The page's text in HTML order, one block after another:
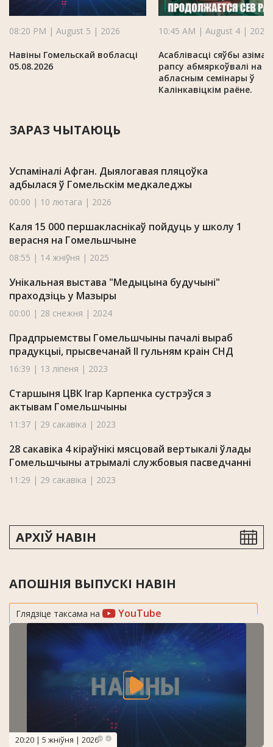
08:20 PM | August 5 | 2026
Навіны Гомельскай вобласці
05.08.2026
10:45 AM | August 4 | 2026
Асаблівасці сяўбы
рапсу абмяркоўвалі на
абласным семінары ў
Калінкавіцкім раёне.
ЗАРАЗ ЧЫТАЮЦЬ
Успаміналі Афган. Дыялогавая пляцоўка
адбылася ў Гомельскім медкаледжы
00:00 | 10 лютага | 2026
Каля 15 000 першакласнікаў пойдуць у школу 1
верасня на Гомельшчыне
08:55 | 14 жніўня | 2025
Унікальная выстава "Медыцына будучыні"
праходзіць у Мазыры
00:00 | 28 снежня | 2024
Прадпрыемствы Гомельшчыны пачалі выраб
прадукцыі, прысвечанай II гульням краін СНД
16:39 | 13 ліпеня | 2023
Старшыня ЦВК Ігар Карпенка сустрэўся з
актывам Гомельшчыны
11:37 | 29 сакавіка | 2023
28 сакавіка 4 кіраўнікі мясцовай вертыкалі ўлады
Гомельшчыны атрымалі службовыя пасведчанні
11:29 | 29 сакавіка | 2023
АРХІЎ НАВІН
АПОШНІЯ ВЫПУСКІ НАВІН
Глядзіце таксама на YouTube
20:20 | 5 жніўня | 2026